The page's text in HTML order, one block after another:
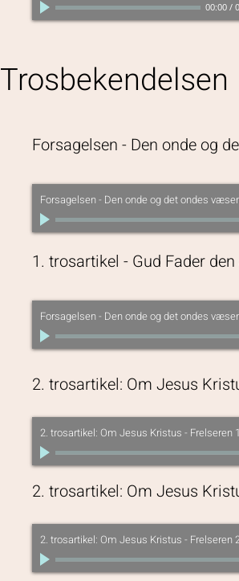
00:00 /
Trosbekendelsen
Forsagelsen - Den onde og
Forsagelsen - Den onde og det ondes
1. trosartikel - Gud Fader
Forsagelsen - Den onde og det ondes
2. trosartikel: Om Jesus
2. trosartikel: Om Jesus Kristus - Frelseren
2. trosartikel: Om Jesus
2. trosartikel: Om Jesus Kristus - Frelseren